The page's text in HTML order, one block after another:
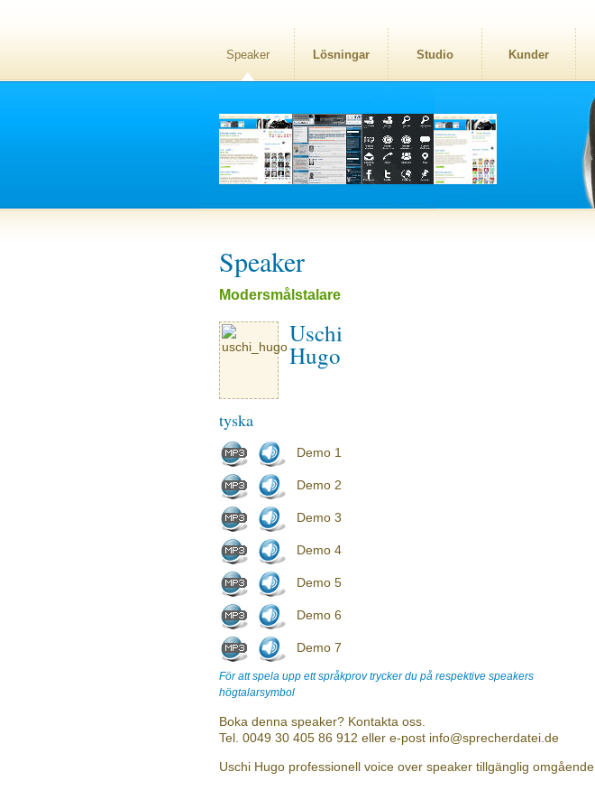
Speaker Lösningar Studio Kunder
Speaker
Modersmålstalare
Uschi
Hugo
tyska
Demo 1
Demo 2
Demo 3
Demo 4
Demo 5
Demo 6
Demo 7
För att spela upp ett språkprov trycker du på respektive speakers
högtalarsymbol
Boka denna speaker? Kontakta oss.
Tel. 0049 30 405 86 912 eller e-post info@sprecherdatei.de
Uschi Hugo professionell voice over speaker tillgänglig omgående.